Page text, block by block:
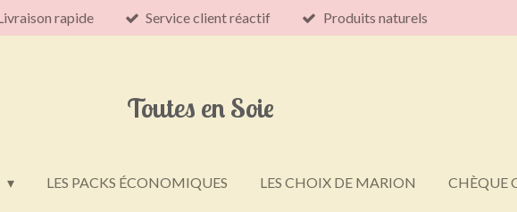
rapide Service client réactif Produits naturels
Toutes en Soie
LES PACKS ÉCONOMIQUES LES CHOIX DE MARION CHÈQUE